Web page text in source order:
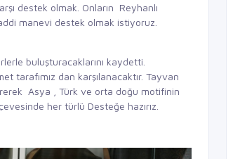
destek olmak. Onların Reyhanlı
manevi destek olmak istiyoruz.
buluşturacaklarını kaydetti.
tarafımız dan karşılanacaktır. Tayvan
Asya , Türk ve orta doğu motifinin
her türlü Desteğe hazırız.